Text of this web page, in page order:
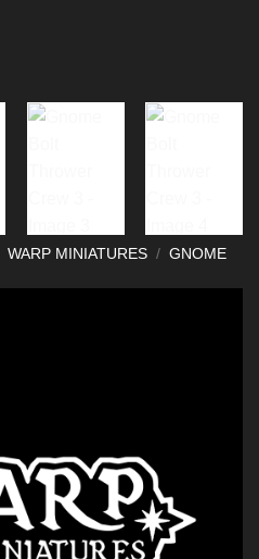
WARP MINIATURES / GNOME